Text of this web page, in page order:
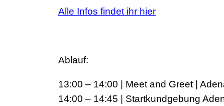
Alle Infos findet ihr hier
Ablauf:
13:00 – 14:00 | Meet and Greet |
14:00 – 14:45 | Startkundgebung